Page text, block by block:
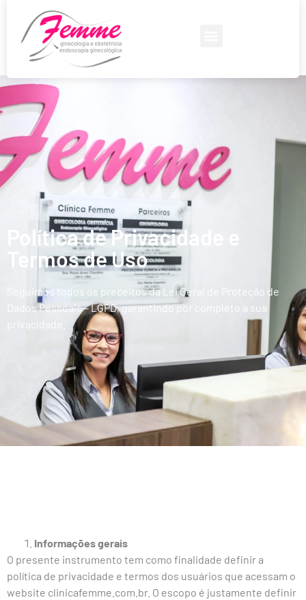
Política de Privacidade
e Termos de Uso
Política de Privacidade e
Termos de Uso
Seguimos todos os preceitos da Lei Geral de Proteção de
Dados Pessoais – LGPD, garantindo por completo a sua
privacidade.
Informações gerais
O presente instrumento tem como finalidade definir a
política de privacidade e termos dos usuários que acessam o
website clinicafemme.com.br. O escopo é justamente definir